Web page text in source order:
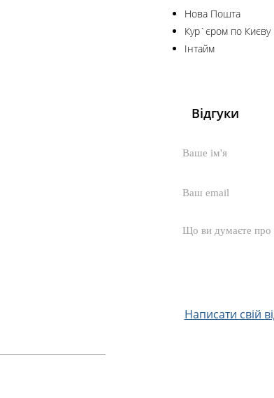
Нова Пошта
Кур`єром по Києву
Інтайм
Відгуки
Написати свій